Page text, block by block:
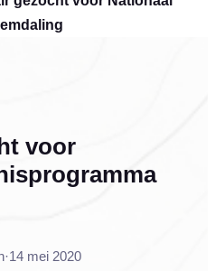
voor
·14 mei 2020